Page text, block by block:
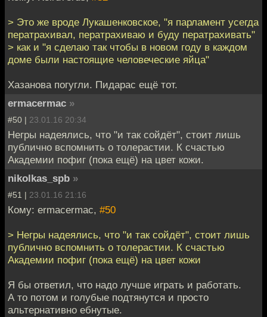
> Это же вроде Лукашенковское, "я парламент усегда
ператрахивал, ператрахиваю и буду ператрахивать"
> как и "я сделаю так чтобы в новом году в каждом
доме были настоящие человеческие яйца"
Хазанова погугли. Пидарас ещё тот.
ermacermac »
#50 | 23.01.16 20:34
Негры надеялись, что "и так сойдёт", стоит лишь
публично вспомнить о толерастии. К счастью
Академии пофиг (пока ещё) на цвет кожи.
nikolkas_spb »
#51 | 23.01.16 21:16
Кому: ermacermac, #50
> Негры надеялись, что "и так сойдёт", стоит лишь
публично вспомнить о толерастии. К счастью
Академии пофиг (пока ещё) на цвет кожи
Я бы ответил, что надо лучше играть и работать.
А то потом и голубые подтянутся и просто
альтернативно ебнутые.